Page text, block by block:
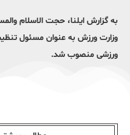
به گزارش ایلنا، حجت الاسلام
وزارت ورزش به عنوان مسئول
ورزشی منصوب شد.